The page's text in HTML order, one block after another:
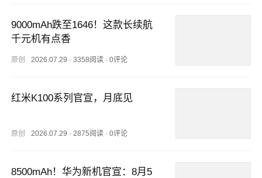
9000mAh跌至1646！这款长续航
千元机有点香
原创 2026.07.29 · 3358阅读· 0评论
红米K100系列官宣，月底见
原创 2026.07.29 · 2875阅读· 0评论
8500mAh！华为新机官宣：8月5